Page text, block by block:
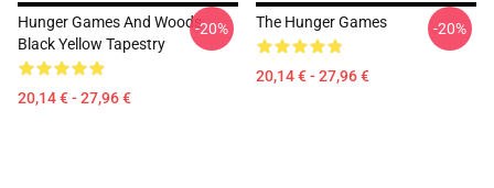
Hunger Games And Woods
Black Yellow Tapestry
20,14 € - 27,96 €
-20% The Hunger Games
20,14 € - 27,96 €
-20%